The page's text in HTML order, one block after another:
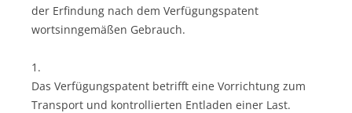
der Erfindung nach dem Verfügungspatent
wortsinngemäßen Gebrauch.
1.
Das Verfügungspatent betrifft eine Vorrichtung zum
Transport und kontrollierten Entladen einer Last.